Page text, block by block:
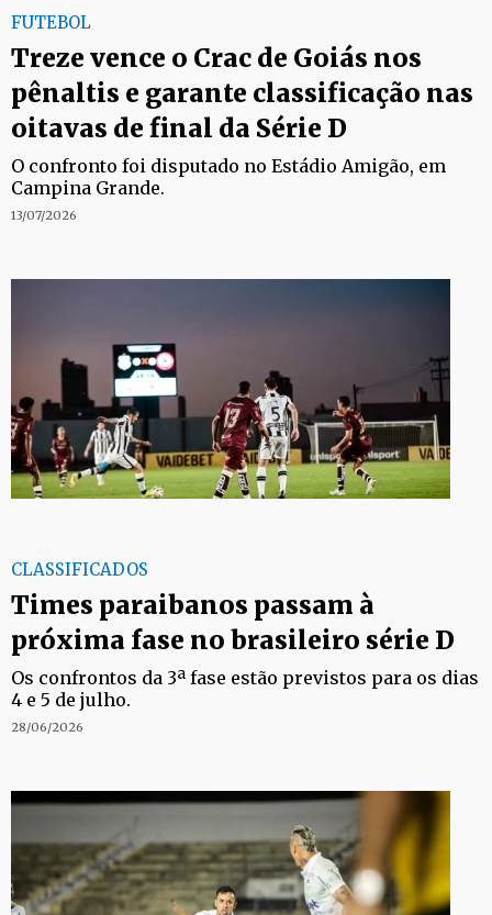
FUTEBOL
Treze vence o Crac de Goiás nos
pênaltis e garante classificação nas
oitavas de final da Série D
O confronto foi disputado no Estádio Amigão, em
Campina Grande.
13/07/2026
CLASSIFICADOS
Times paraibanos passam à
próxima fase no brasileiro série D
Os confrontos da 3ª fase estão previstos para os dias
4 e 5 de julho.
28/06/2026